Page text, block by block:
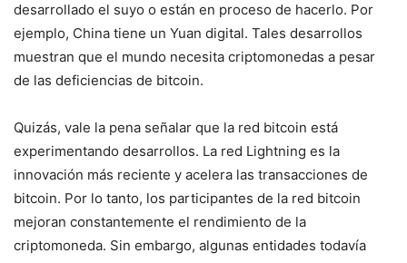
desarrollado el suyo o están en proceso de hacerlo. Por
ejemplo, China tiene un Yuan digital. Tales desarrollos
muestran que el mundo necesita criptomonedas a pesar
de las deficiencias de bitcoin.
Quizás, vale la pena señalar que la red bitcoin está
experimentando desarrollos. La red Lightning es la
innovación más reciente y acelera las transacciones de
bitcoin. Por lo tanto, los participantes de la red bitcoin
mejoran constantemente el rendimiento de la
criptomoneda. Sin embargo, algunas entidades todavía